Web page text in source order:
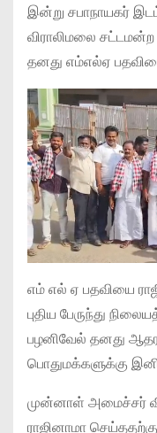
இன்று சபாநாயகர்
விராலிமலை சட்டமன்ற
தனது எம்எல்ஏ
எம் எல் ஏ பதவியை
புதிய பேருந்து
பழனிவேல் தனது
பொதுமக்களுக்கு
முன்னாள் அமைச்சர்
ராஜினாமா